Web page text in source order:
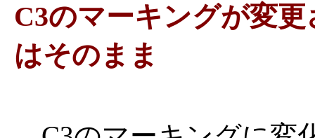
C3のマーキングが変
はそのまま